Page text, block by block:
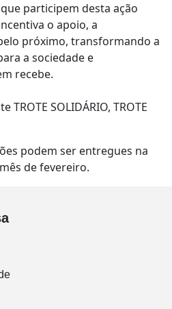
participem desta ação
o apoio, a
próximo, transformando a
a sociedade e
recebe.
TROTE SOLIDÁRIO, TROTE
podem ser entregues na
de fevereiro.